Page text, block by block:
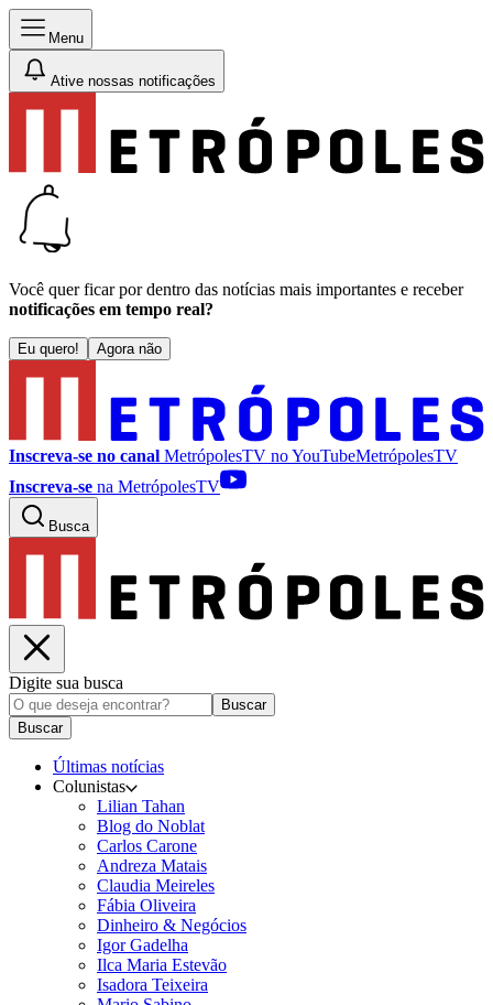
Menu
Ative nossas notificações
Você quer ficar por dentro das notícias mais importantes e receber
notificações em tempo real?
Eu quero! Agora não
Inscreva-se no canal MetrópolesTV noYouTubeMetrópolesTV
Inscreva-se na MetrópolesTV
Busca
Digite sua busca
Buscar
Buscar
Últimas notícias
Colunistas
Lilian Tahan
Blog do Noblat
Carlos Carone
Andreza Matais
Claudia Meireles
Fábia Oliveira
Dinheiro & Negócios
Igor Gadelha
Ilca Maria Estevão
Isadora Teixeira